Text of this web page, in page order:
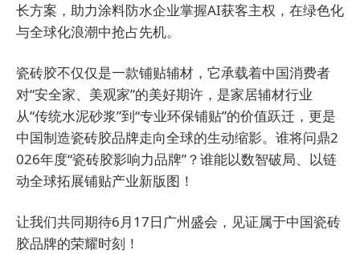
长方案，助力涂料防水企业掌握AI获客主权，在绿色化
与全球化浪潮中抢占先机。
瓷砖胶不仅仅是一款铺贴辅材，它承载着中国消费者
对“安全家、美观家”的美好期许，是家居辅材行业
从“传统水泥砂浆”到“专业环保铺贴”的价值跃迁，更是
中国制造瓷砖胶品牌走向全球的生动缩影。谁将问鼎2
026年度“瓷砖胶影响力品牌”？谁能以数智破局、以链
动全球拓展铺贴产业新版图！
让我们共同期待6月17日广州盛会，见证属于中国瓷砖
胶品牌的荣耀时刻！